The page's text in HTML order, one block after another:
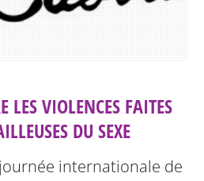
LES VIOLENCES FAITES
DU SEXE
internationale de